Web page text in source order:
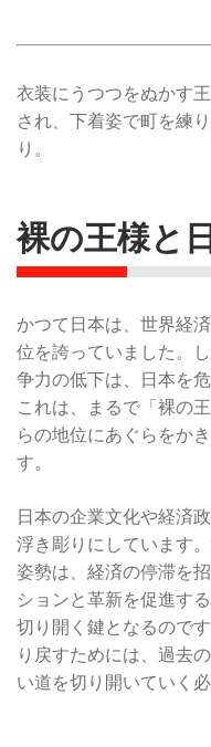
衣装にうつつをぬかす
され、下着姿で町を練
り。
裸の王様と
かつて日本は、世界経
位を誇っていました。
争力の低下は、日本を
これは、まるで「裸の
らの地位にあぐらをか
す。
日本の企業文化や経済
浮き彫りにしています
姿勢は、経済の停滞を
ションと革新を促進す
切り開く鍵となるので
り戻すためには、過去
い道を切り開いていく